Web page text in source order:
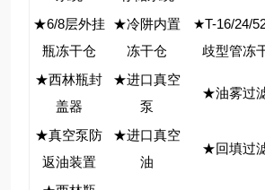
★6/8层外挂
瓶冻干仓
★冷阱内置
冻干仓
★T-16/24/
歧型管冻
★西林瓶封
盖器
★进口真空
泵
★油雾过
★真空泵防
返油装置
★进口真空
油
★回填过